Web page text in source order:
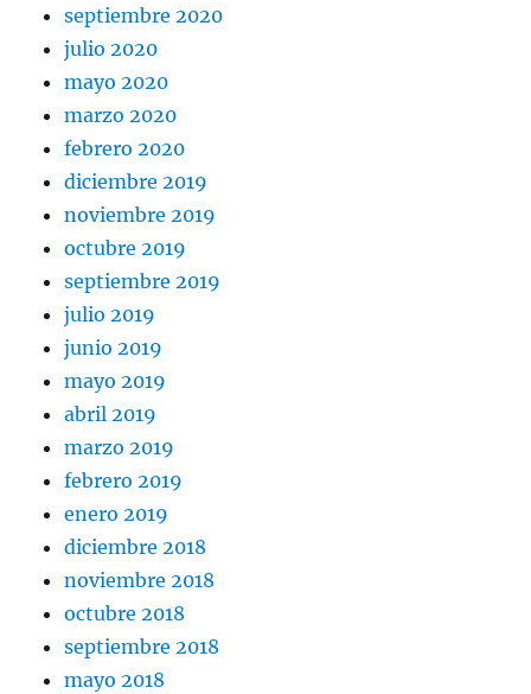
septiembre 2020
julio 2020
mayo 2020
marzo 2020
febrero 2020
diciembre 2019
noviembre 2019
octubre 2019
septiembre 2019
julio 2019
junio 2019
mayo 2019
abril 2019
marzo 2019
febrero 2019
enero 2019
diciembre 2018
noviembre 2018
octubre 2018
septiembre 2018
mayo 2018